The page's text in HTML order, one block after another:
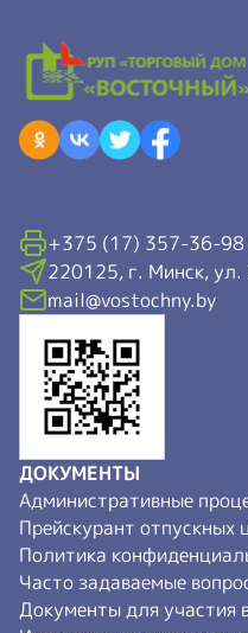
+375 (17) 357-36-
220125, г. Минск, ул.
mail@vostochny.by
ДОКУМЕНТЫ
Административные
Прейскурант отпускных
Политика
Часто задаваемые
Документы для участия